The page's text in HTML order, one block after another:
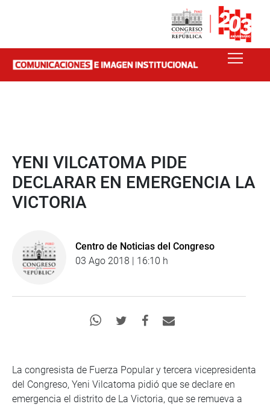
YENI VILCATOMA PIDE
DECLARAR EN EMERGENCIA LA
VICTORIA
Centro de Noticias del Congreso
03 Ago 2018 | 16:10 h
La congresista de Fuerza Popular y tercera vicepresidenta
del Congreso, Yeni Vilcatoma pidió que se declare en
emergencia el distrito de La Victoria, que se remueva a